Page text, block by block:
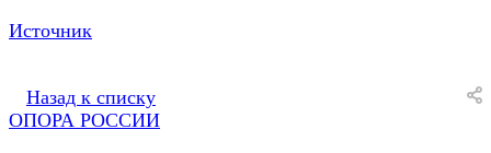
Источник
Назад к списку
ОПОРА РОССИИ